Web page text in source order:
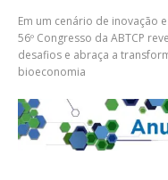
Em um cenário de inovação
56º Congresso da ABTCP
desafios e abraça a
bioeconomia